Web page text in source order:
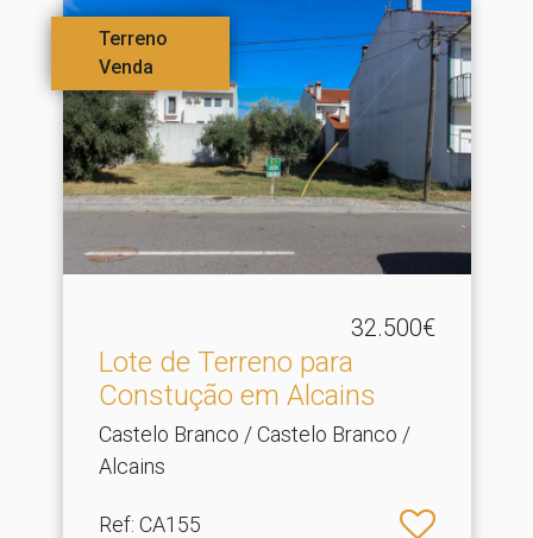
Terreno
Venda
32.500€
Lote de Terreno para
Constução em Alcains
Castelo Branco / Castelo Branco /
Alcains
Ref: CA155